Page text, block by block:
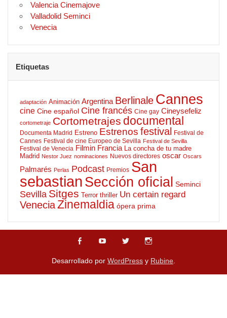
Valencia Cinemajove
Valladolid Seminci
Venecia
Etiquetas
adaptación Animación Argentina Berlinale Cannes
cine Cine español Cine francés Cine gay Cineysefeliz
cortometraje Cortometrajes documental
Documenta Madrid Estreno Estrenos festival Festival de
Cannes Festival de cine Europeo de Sevilla Festival de Sevilla
Festival de Venecia Filmin Francia La concha de tu madre
Madrid Nestor Juez nominaciones Nuevos directores oscar Oscars
Palmarés Perlas Podcast Premios San
sebastianSección oficial Seminci
Sevilla Sitges Terror thriller Un certain regard
VeneciaZinemaldia ópera prima
Desarrollado por WordPress y Rubine.